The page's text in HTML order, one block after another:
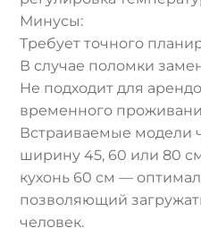
Минусы:
Требует точного
В случае поломки
Не подходит для
временного
Встраиваемые модели
ширину 45, 60 или 80
кухонь 60 см —
позволяющий
человек.